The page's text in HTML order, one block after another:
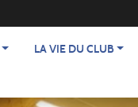
LA VIE DU CLUB